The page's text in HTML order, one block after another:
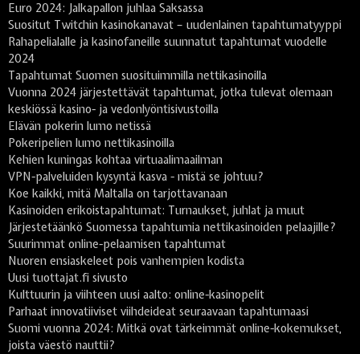
Euro 2024: Jalkapallon juhlaa Saksassa
Suositut Twitchin kasinokanavat – uudenlainen tapahtumatyyppi
Rahapelialalle ja kasinofaneille suunnatut tapahtumat vuodelle
2024
Tapahtumat Suomen suosituimmilla nettikasinoilla
Vuonna 2024 järjestettävät tapahtumat, jotka tulevat olemaan
keskiössä kasino- ja vedonlyöntisivustoilla
Elävän pokerin lumo netissä
Pokeripelien lumo nettikasinoilla
Kehien kuningas kohtaa virtuaalimaailman
VPN-palveluiden kysyntä kasva - mistä se johtuu?
Koe kaikki, mitä Maltalla on tarjottavanaan
Kasinoiden erikoistapahtumat: Turnaukset, juhlat ja muut
Järjestetäänkö Suomessa tapahtumia nettikasinoiden pelaajille?
Suurimmat online-pelaamisen tapahtumat
Nuoren ensiaskeleet pois vanhempien kodista
Uusi tuottajat.fi sivusto
Kulttuurin ja viihteen uusi aalto: online-kasinopelit
Parhaat innovatiiviset viihdeideat seuraavaan tapahtumaasi
Suomi vuonna 2024: Mitkä ovat tärkeimmät online-kokemukset,
joista väestö nauttii?